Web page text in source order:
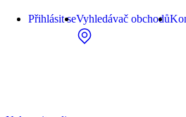
Přihlásit seVyhledávač obchodů